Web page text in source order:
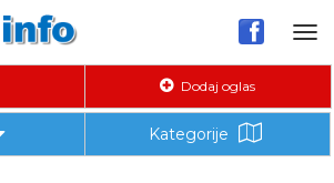
Dodaj oglas
Kategorije